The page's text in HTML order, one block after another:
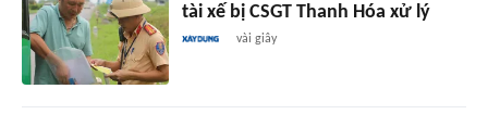
tài xế bị CSGT Thanh Hóa xử lý
vài giây